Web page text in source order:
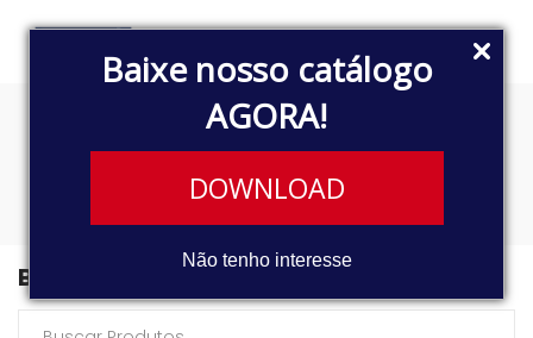
Baixe nosso catálogo
AGORA!
DOWNLOAD
Não tenho interesse
ID170
Buscar Produtos